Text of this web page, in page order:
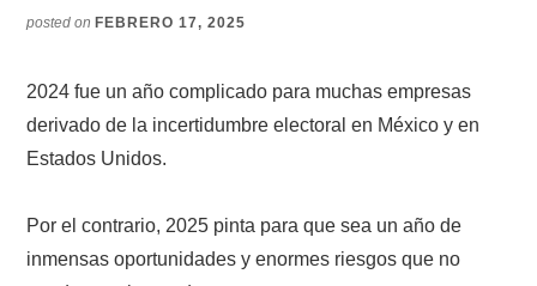
posted on FEBRERO 17, 2025
2024 fue un año complicado para muchas empresas
derivado de la incertidumbre electoral en México y en
Estados Unidos.
Por el contrario, 2025 pinta para que sea un año de
inmensas oportunidades y enormes riesgos que no